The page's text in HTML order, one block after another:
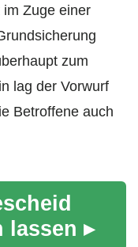
Zuge einer
zum
lag der Vorwurf
Betroffene auch
lassen ▸